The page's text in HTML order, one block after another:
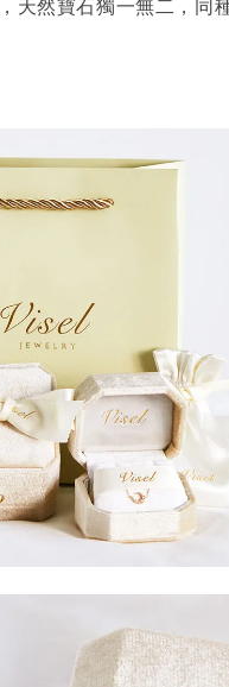
天然寶石獨一無二，同